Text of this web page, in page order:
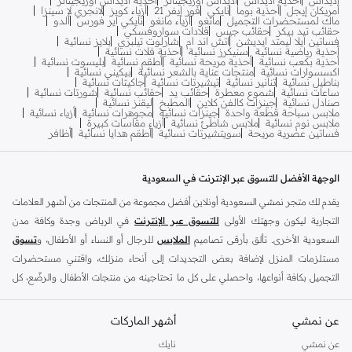
أمريكان إيجل أحذية بوما نايكي فور إيفر 21 أزياء كويز
لانجري لا سينزا
ماك لمستحضرات التجميل مانغو أزياء مانغو نايكي اير فورس ألدو
حقائب تيد بيكر حقائب جيس
قلادات سواروفسكي
فساتين ايلا ليمتد ايديشن اتش اند ام شارلوت تيلبري بلايز نسائية
أحذية رياضية نسائية
سنيكرز نسائية أحذية فلات نسائية
أحذية بكعب نسائية أحذية مريحة نسائية أطقم نسائية بليسوت نسائية
اكسسوارات نسائية منتجات عناية بالشعر نسائية بيكيني نسائية
بناطيل نسائية تنانير نسائية تيشيرتات نسائية جاكيتات نسائية
ساعات نسائية
شموع معطرة حقائب يد حقائب نسائية
شورتات نسائية
صنادل نسائية جينزات كالفن كلاين المطبخ
ليقنز نسائية
ملابس سباحة قطعة واحدة جينزات نسائية مجوهرات نسائية أزياء نسائية
ملابس نوم نسائية ملابس شاطئ نسائية أزياء مقاسات كبيرة
فساتين عصرية مريحة
سويتشيرتات نسائية أطقم هدايا نسائية أظافر
الوجهة الأفضل للتسوق عبر الإنترنت في السعودية
يقدم لك متجر نمشي السعودية أونلاين أفضل مجموعة من المنتجات من أشهر العلامات
التجارية ليكون وجهتك الأولى للتسوق عبر الإنترنت في الرياض وجدة وكافة مدن
السعودية الأخرى. تألق بأرقى تصاميم الملابس للرجال أو النساء أو الأطفال، وتسوق
مستلزمات المنزل لإضافة بعض التجديدات إلى أنحاء منزلك، واقتني مستحضرات
التجميل بكافة أنواعها، واحصلي على كل ما تحتاجينه من منتجات الأطفال والرضّع، كل
أفضل العلامات التجارية في السعودية
يضم متجر نمشي السعودية أونلاين مجموعة ضخمة من المنتجات من أفضل العلامات
عن نمشي
عن نمشي
أشهر الماركات
نايك